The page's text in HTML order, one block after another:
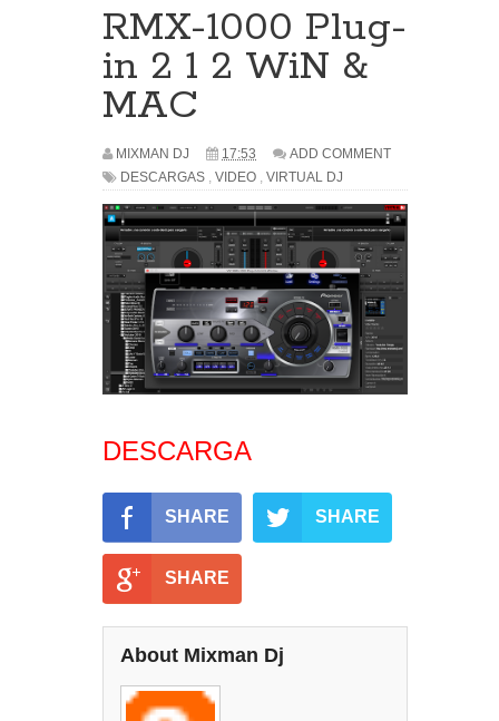
RMX-1000 Plug-
in 2 1 2 WiN &
MAC
MIXMAN DJ 17:53
ADD COMMENT
DESCARGAS , VIDEO , VIRTUAL DJ
DESCARGA
SHARE SHARE
SHARE
About Mixman Dj